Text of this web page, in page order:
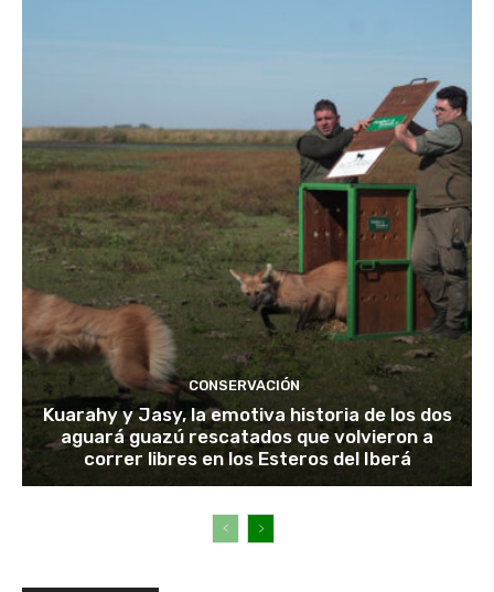
CONSERVACIÓN
Kuarahy y Jasy, la emotiva historia de los dos
aguará guazú rescatados que volvieron a
correr libres en los Esteros del Iberá